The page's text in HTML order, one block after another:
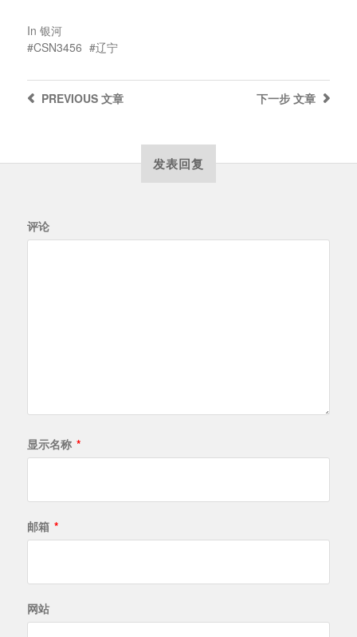
In 银河
CSN3456
辽宁
下一步 文章
PREVIOUS文章
发表回复
评论
显示名称 *
邮箱 *
网站